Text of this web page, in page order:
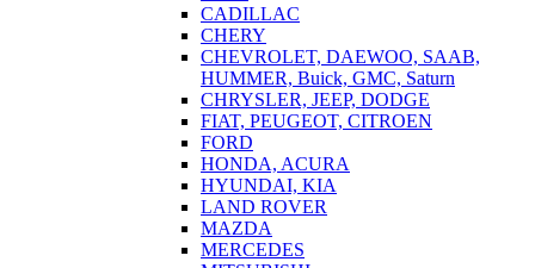
CADILLAC
CHERY
CHEVROLET, DAEWOO, SAAB,
HUMMER, Buick, GMC, Saturn
CHRYSLER, JEEP, DODGE
FIAT, PEUGEOT, CITROEN
FORD
HONDA, ACURA
HYUNDAI, KIA
LAND ROVER
MAZDA
MERCEDES